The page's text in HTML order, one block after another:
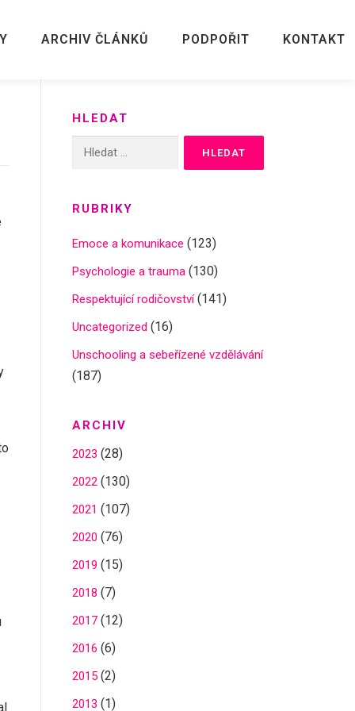
ARCHIV ČLÁNKŮ PODPOŘIT KONTAKT
HLEDAT
Vyhledávání
RUBRIKY
Emoce a komunikace (123)
Psychologie a trauma (130)
Respektující rodičovství(141)
Uncategorized (16)
Unschooling a sebeřízené vzdělávání
(187)
ARCHIV
2023 (28)
2022 (130)
2021 (107)
2020 (76)
2019 (15)
2018 (7)
2017 (12)
2016 (6)
2015 (2)
2013 (1)